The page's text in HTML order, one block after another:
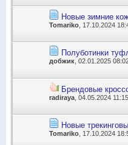
Новые зимние
Tomariko , 17.10.2024
Полуботинки
добжик , 02.01.2025
Брендовые
radiraya , 04.05.2024 11:15
Новые
Tomariko , 17.10.2024